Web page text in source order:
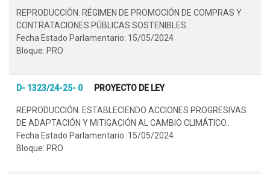
REPRODUCCIÓN. RÉGIMEN DE PROMOCIÓN DE COMPRAS Y
CONTRATACIONES PÚBLICAS SOSTENIBLES..
Fecha Estado Parlamentario: 15/05/2024
Bloque: PRO
D- 1323/24-25- 0 PROYECTO DE LEY
REPRODUCCIÓN. ESTABLECIENDO ACCIONES PROGRESIVAS
DE ADAPTACIÓN Y MITIGACIÓN AL CAMBIO CLIMÁTICO..
Fecha Estado Parlamentario: 15/05/2024
Bloque: PRO